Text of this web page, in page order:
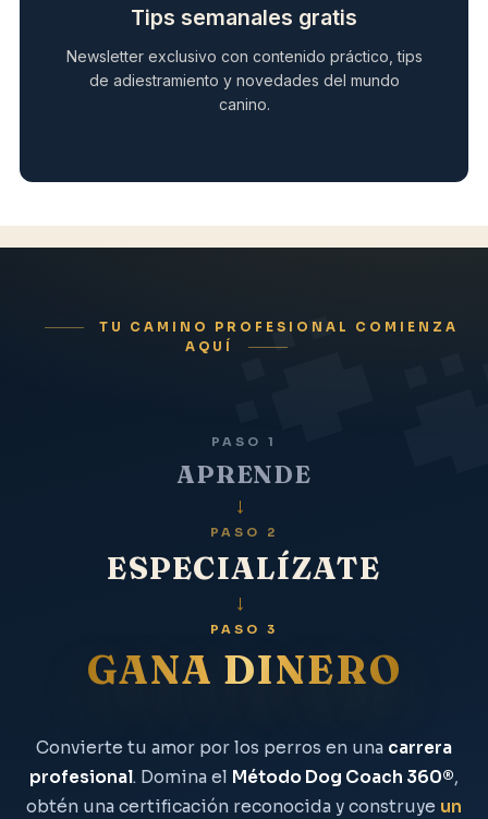
Tips semanales gratis
Newsletter exclusivo con contenido práctico, tips
de adiestramiento y novedades del mundo
canino.
TU CAMINO PROFESIONAL COMIENZA
AQUÍ
PASO 1
APRENDE
→
PASO 2
ESPECIALÍZATE
→
PASO 3
GANA DINERO
Convierte tu amor por los perros en una carrera
profesional. Domina el Método Dog Coach 360®,
obtén una certificación reconocida y construye un